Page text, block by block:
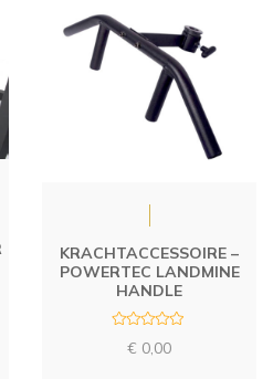
KRACHTACCESSOIRE –
POWERTEC LANDMINE
HANDLE
€ 0,00